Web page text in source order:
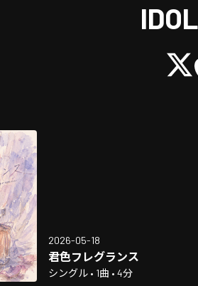
2026-05-18
君色フレグランス
シングル • 1曲 • 4分